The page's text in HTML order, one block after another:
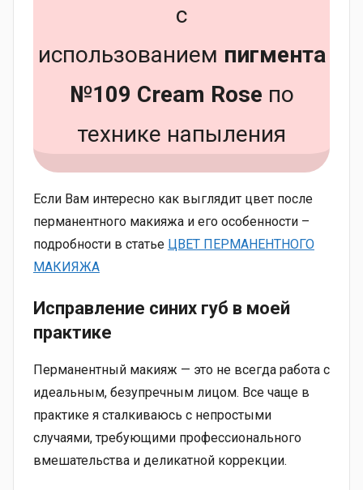
с
использованием пигмента
№109 Cream Rose по
технике напыления
Если Вам интересно как выглядит цвет после
перманентного макияжа и его особенности –
подробности в статье ЦВЕТ ПЕРМАНЕНТНОГО
МАКИЯЖА
Исправление синих губ в моей
практике
Перманентный макияж — это не всегда работа с
идеальным, безупречным лицом. Все чаще в
практике я сталкиваюсь с непростыми
случаями, требующими профессионального
вмешательства и деликатной коррекции.